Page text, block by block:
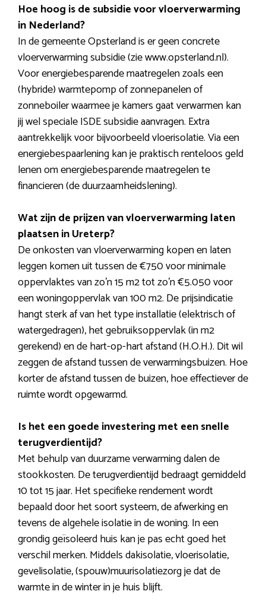
Hoe hoog is de subsidie voor vloerverwarming
in Nederland?
In de gemeente Opsterland is er geen concrete
vloerverwarming subsidie (zie www.opsterland.nl).
Voor energiebesparende maatregelen zoals een
(hybride) warmtepomp of zonnepanelen of
zonneboiler waarmee je kamers gaat verwarmen kan
jij wel speciale ISDE subsidie aanvragen. Extra
aantrekkelijk voor bijvoorbeeld vloerisolatie. Via een
energiebespaarlening kan je praktisch renteloos geld
lenen om energiebesparende maatregelen te
financieren (de duurzaamheidslening).
Wat zijn de prijzen van vloerverwarming laten
plaatsen in Ureterp?
De onkosten van vloerverwarming kopen en laten
leggen komen uit tussen de €750 voor minimale
oppervlaktes van zo’n 15 m2 tot zo’n €5.050 voor
een woningoppervlak van 100 m2. De prijsindicatie
hangt sterk af van het type installatie (elektrisch of
watergedragen), het gebruiksoppervlak (in m2
gerekend) en de hart-op-hart afstand (H.O.H.). Dit wil
zeggen de afstand tussen de verwarmingsbuizen. Hoe
korter de afstand tussen de buizen, hoe effectiever de
ruimte wordt opgewarmd.
Is het een goede investering met een snelle
terugverdientijd?
Met behulp van duurzame verwarming dalen de
stookkosten. De terugverdientijd bedraagt gemiddeld
10 tot 15 jaar. Het specifieke rendement wordt
bepaald door het soort systeem, de afwerking en
tevens de algehele isolatie in de woning. In een
grondig geïsoleerd huis kan je pas echt goed het
verschil merken. Middels dakisolatie, vloerisolatie,
gevelisolatie, (spouw)muurisolatiezorg je dat de
warmte in de winter in je huis blijft.